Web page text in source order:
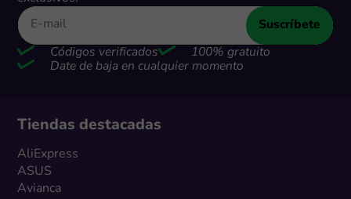
Suscríbete
Códigos verificados
100% gratuito
Date de baja en cualquier momento
Tiendas destacadas
AliExpress
ASUS
Avianca